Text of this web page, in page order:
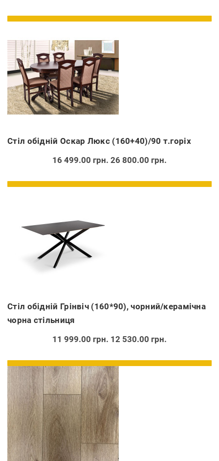
Стіл обідній Оскар Люкс (160+40)/90 т.горіх
16 499.00 грн. 26 800.00 грн.
Стіл обідній Грінвіч (160*90), чорний/керамічна
чорна стільниця
11 999.00 грн. 12 530.00 грн.